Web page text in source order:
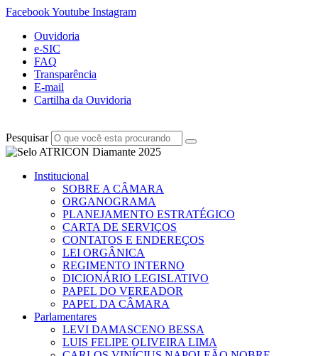
FacebookYoutube Instagram
Ouvidoria
e-SIC
FAQ
Transparência
E-mail
Cartilha da Ouvidoria
Pesquisar
Institucional
SOBRE A CÂMARA
ORGANOGRAMA
PLANEJAMENTO ESTRATÉGICO
CARTA DE SERVIÇOS
CONTATOS E ENDEREÇOS
LEI ORGÂNICA
REGIMENTO INTERNO
DICIONÁRIO LEGISLATIVO
PAPEL DO VEREADOR
PAPEL DA CÂMARA
Parlamentares
LEVI DAMASCENO BESSA
LUIS FELIPE OLIVEIRA LIMA